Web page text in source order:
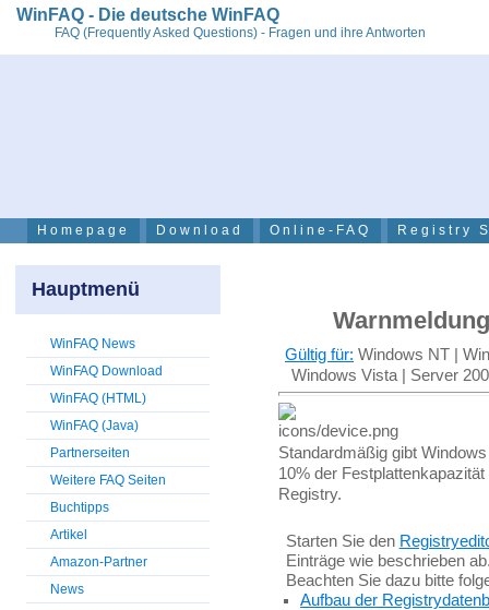
WinFAQ - Die deutsche WinFAQ
FAQ (Frequently Asked Questions) - Fragen und ihre Antworten
Homepage Download Online-FAQ Registry
Gültig für: Windows NT |
Windows Vista | Server
Standardmäßig gibt
10% der
Registry.
Starten Sie den
Einträge wie beschrieben
Beachten Sie dazu bitte
Aufbau der
Hauptmenü
WinFAQ News
WinFAQ Download
WinFAQ (HTML)
WinFAQ (Java)
Partnerseiten
Weitere FAQ Seiten
Buchtipps
Artikel
Amazon-Partner
News